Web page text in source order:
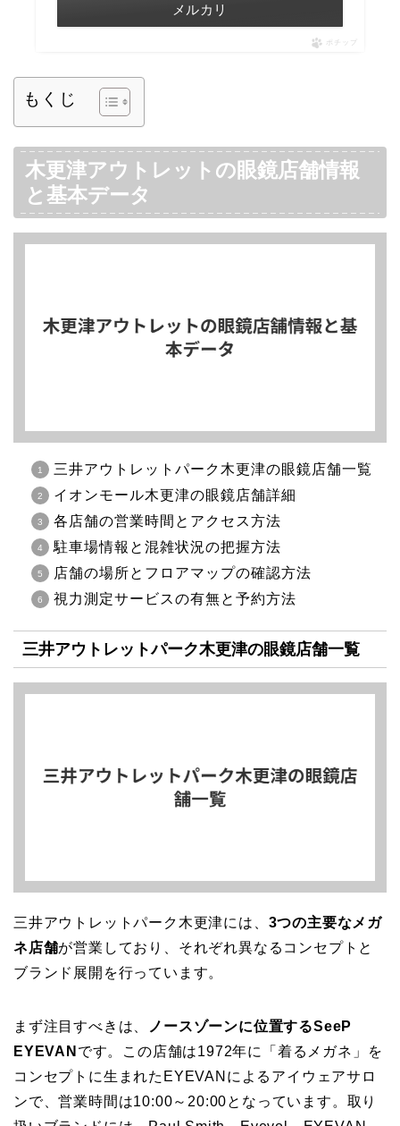
メルカリ
ポチップ
もくじ
木更津アウトレットの眼鏡店舗情報
と基本データ
三井アウトレットパーク木更津の眼鏡店舗一覧
イオンモール木更津の眼鏡店舗詳細
各店舗の営業時間とアクセス方法
駐車場情報と混雑状況の把握方法
店舗の場所とフロアマップの確認方法
視力測定サービスの有無と予約方法
三井アウトレットパーク木更津の眼鏡店舗一覧
三井アウトレットパーク木更津には、 3つの主要なメガ
ネ店舗が営業しており、それぞれ異なるコンセプトと
ブランド展開を行っています。
まず注目すべきは、
ノースゾーンに位置するSeeP
EYEVAN です。この店舗は1972年に「着るメガネ」を
コンセプトに生まれたEYEVANによるアイウェアサロ
ンで、営業時間は10:00～20:00となっています。取り